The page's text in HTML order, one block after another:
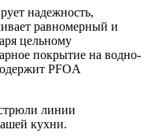
надежность,
равномерный и
цельному
покрытие на водно-
PFOA
линии
кухни.